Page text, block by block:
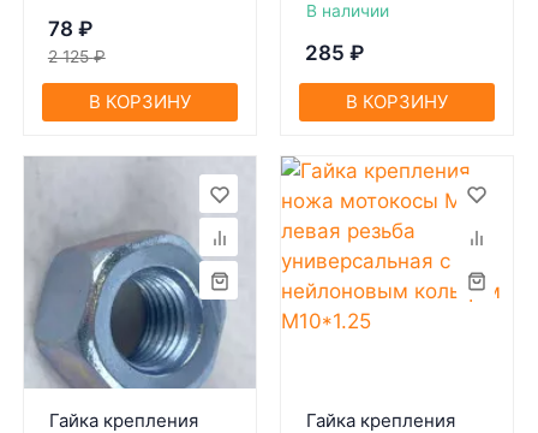
78 ₽
2 125 ₽
В КОРЗИНУ
В наличии
285 ₽
В КОРЗИНУ
Гайка крепления
Гайка крепления